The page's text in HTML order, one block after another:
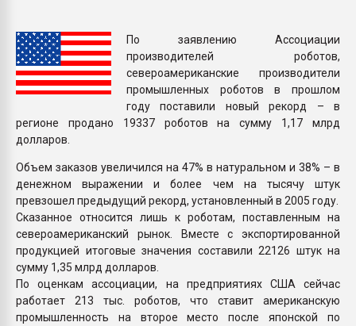
бутылок
ПЕРЕЙТИ НА
По заявлению Ассоциации
производителей роботов,
североамериканские производители
промышленных роботов в прошлом
году поставили новый рекорд – в
регионе продано 19337 роботов на сумму 1,17 млрд
долларов.
Объем заказов увеличился на 47% в натуральном и 38% – в
денежном выражении и более чем на тысячу штук
превзошел предыдущий рекорд, установленный в 2005 году.
Сказанное относится лишь к роботам, поставленным на
североамериканский рынок. Вместе с экспортированной
продукцией итоговые значения составили 22126 штук на
сумму 1,35 млрд долларов.
По оценкам ассоциации, на предприятиях США сейчас
работает 213 тыс. роботов, что ставит американскую
промышленность на второе место после японской по